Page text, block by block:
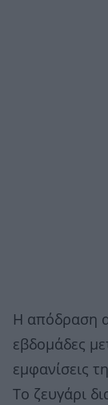
Η απόδραση
εβδομάδες
εμφανίσεις
Το ζευγάρι